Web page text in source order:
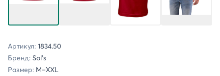
Артикул: 1834.50
Бренд: Sol's
Размер: M–XXL